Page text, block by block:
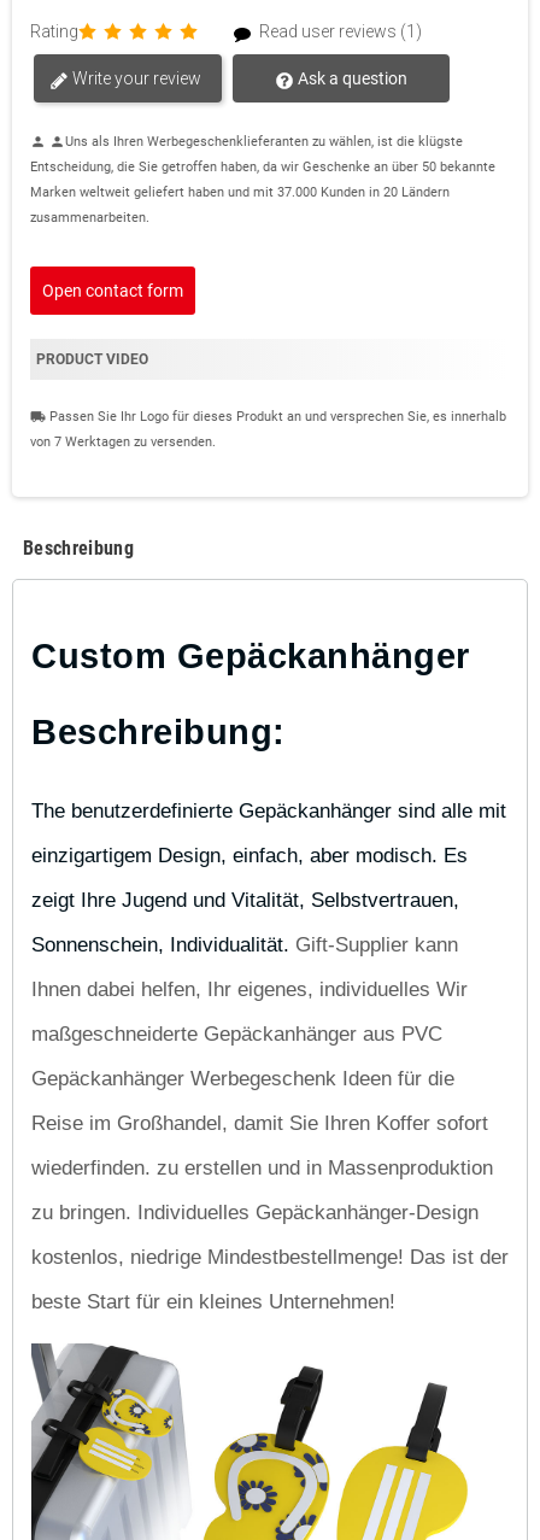
Rating Read user reviews (1)
Write your review Ask a question
person personUns als Ihren Werbegeschenklieferanten zu wählen, ist die klügste
Entscheidung, die Sie getroffen haben, da wir Geschenke an über 50 bekannte
Marken weltweit geliefert haben und mit 37.000 Kunden in 20 Ländern
zusammenarbeiten.
Open contact form
PRODUCT VIDEO
local_shipping Passen Sie Ihr Logo für dieses Produkt an und versprechen Sie, es innerhalb
von 7 Werktagen zu versenden.
Beschreibung
Custom Gepäckanhänger
Beschreibung:
The benutzerdefinierte Gepäckanhänger sind alle mit
einzigartigem Design, einfach, aber modisch. Es
zeigt Ihre Jugend und Vitalität, Selbstvertrauen,
Sonnenschein, Individualität. Gift-Supplier kann
Ihnen dabei helfen, Ihr eigenes, individuelles Wir
maßgeschneiderte Gepäckanhänger aus PVC
Gepäckanhänger Werbegeschenk Ideen für die
Reise im Großhandel, damit Sie Ihren Koffer sofort
wiederfinden. zu erstellen und in Massenproduktion
zu bringen. Individuelles Gepäckanhänger-Design
kostenlos, niedrige Mindestbestellmenge! Das ist der
beste Start für ein kleines Unternehmen!